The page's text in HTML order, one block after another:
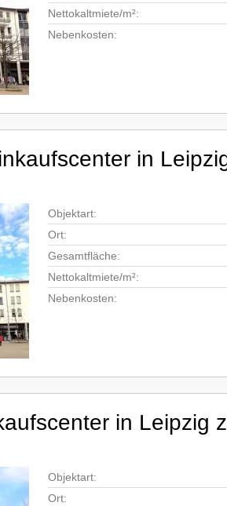
Nettokaltmiete/m²:
Nebenkosten:
in
Objektart:
Ort:
Gesamtfläche:
Nettokaltmiete/m²:
Nebenkosten:
in Leipzig
Objektart:
Ort: